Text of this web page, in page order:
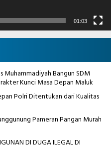
01:03
Bangun SDM
Kunci Masa Depan Maluk
Polri Ditentukan dari Kualitas
Pameran Pangan Murah
DI DUGA ILEGAL DI